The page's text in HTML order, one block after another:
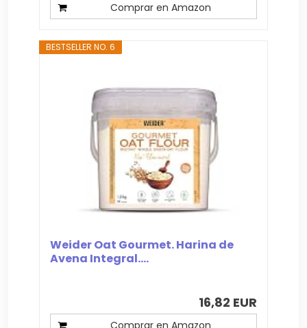
Comprar en Amazon
BESTSELLER NO. 6
Weider Oat Gourmet. Harina de
Avena Integral....
16,82 EUR